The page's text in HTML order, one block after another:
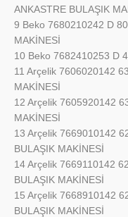
ANKASTRE BULAŞIK
9 Beko 7680210242 D
MAKİNESİ
10 Beko 7682410253 D
11 Arçelik 7606020142
MAKİNESİ
12 Arçelik 7605920142
MAKİNESİ
13 Arçelik 7669010142
BULAŞIK MAKİNESİ
14 Arçelik 7669110142
BULAŞIK MAKİNESİ
15 Arçelik 7668910142
BULAŞIK MAKİNESİ